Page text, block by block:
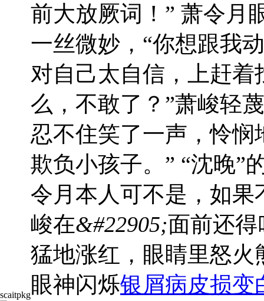
scaitpkg
前大放厥词！” 萧令月
一丝微妙，“你想跟我
对自己太自信，上赶着
么，不敢了？”萧峻轻
忍不住笑了一声，怜悯
欺负小孩子。” “沈晚”
令月本人可不是，如果
峻在&#22905;面前还
猛地涨红，眼睛里怒火
眼神闪烁银屑病皮损变